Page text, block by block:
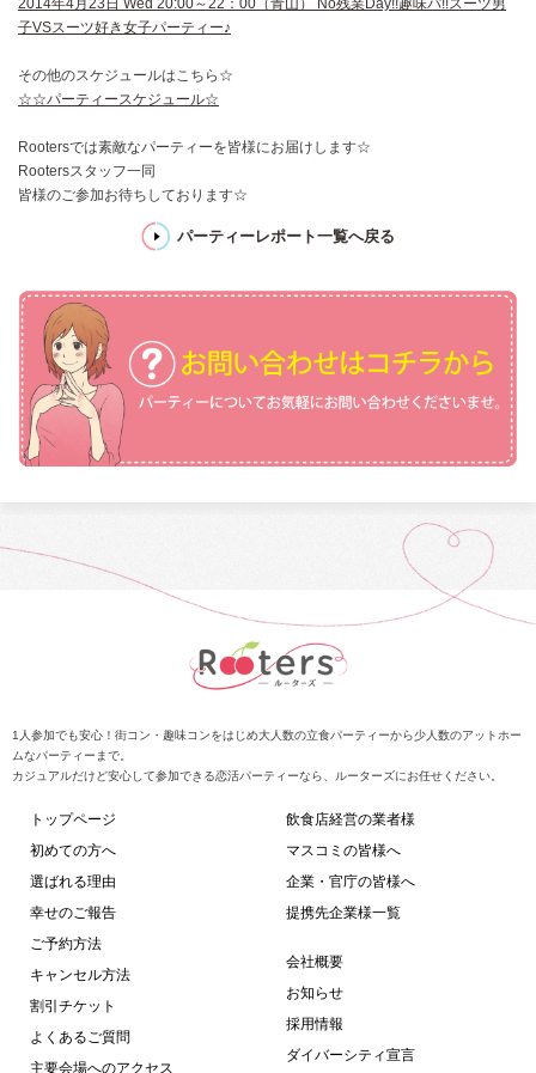
2014年4月23日 Wed 20:00～22：00（青山） No残業Day!!趣味パ!!スーツ男
子VSスーツ好き女子パーティー♪
その他のスケジュールはこちら☆
☆☆パーティースケジュール☆
Rootersでは素敵なパーティーを皆様にお届けします☆
Rootersスタッフ一同
皆様のご参加お待ちしております☆
パーティーレポート一覧へ戻る
1人参加でも安心！街コン・趣味コンをはじめ大人数の立食パーティーから少人数のアットホー
ムなパーティーまで。
カジュアルだけど安心して参加できる恋活パーティーなら、ルーターズにお任せください。
トップページ
初めての方へ
選ばれる理由
幸せのご報告
ご予約方法
キャンセル方法
割引チケット
よくあるご質問
主要会場へのアクセス
飲食店経営の業者様
マスコミの皆様へ
企業・官庁の皆様へ
提携先企業様一覧
会社概要
お知らせ
採用情報
ダイバーシティ宣言